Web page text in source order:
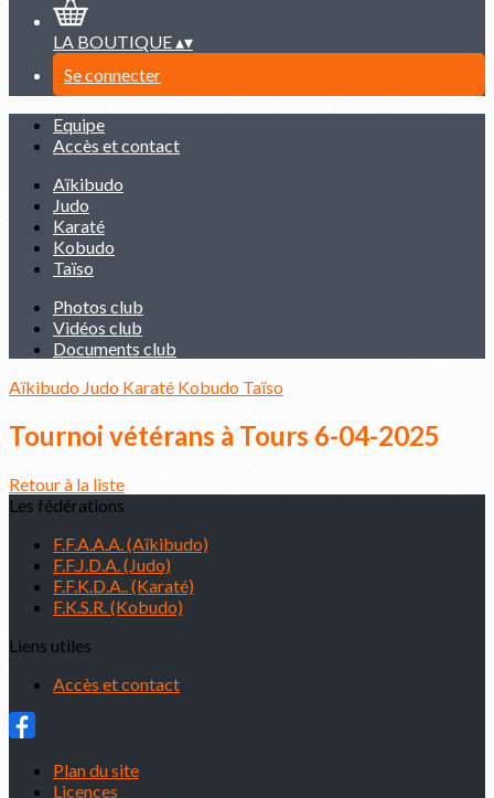
LA BOUTIQUE▴▾
Se connecter
Equipe
Accès et contact
Aïkibudo
Judo
Karaté
Kobudo
Taïso
Photos club
Vidéos club
Documents club
Aïkibudo Judo Karaté Kobudo Taïso
Tournoi vétérans à Tours 6-04-2025
Retour à la liste
Les fédérations
F.F.A.A.A. (Aïkibudo)
F.F.J.D.A. (Judo)
F.F.K.D.A.. (Karaté)
F.K.S.R. (Kobudo)
Liens utiles
Accès et contact
Plan du site
Licences